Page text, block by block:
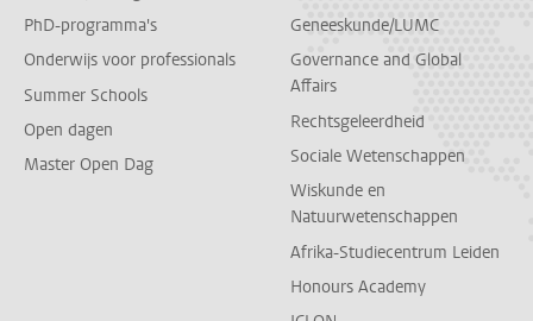
PhD-programma's
Onderwijs voor professionals
Summer Schools
Open dagen
Master Open Dag
Geneeskunde/LUMC
Governance and Global
Affairs
Rechtsgeleerdheid
Sociale Wetenschappen
Wiskunde en
Natuurwetenschappen
Afrika-Studiecentrum Leiden
Honours Academy